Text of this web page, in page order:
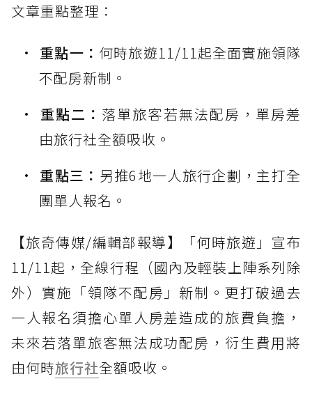
文章重點整理：
重點一： 何時旅遊11/11起全面實施領隊
不配房新制。
重點二： 落單旅客若無法配房，單房差
由旅行社全額吸收。
重點三： 另推6地一人旅行企劃，主打全
團單人報名。
【旅奇傳媒/編輯部報導】「何時旅遊」宣布
11/11起，全線行程（國內及輕裝上陣系列除
外）實施「領隊不配房」新制。更打破過去
一人報名須擔心單人房差造成的旅費負擔，
未來若落單旅客無法成功配房，衍生費用將
由何時旅行社全額吸收。